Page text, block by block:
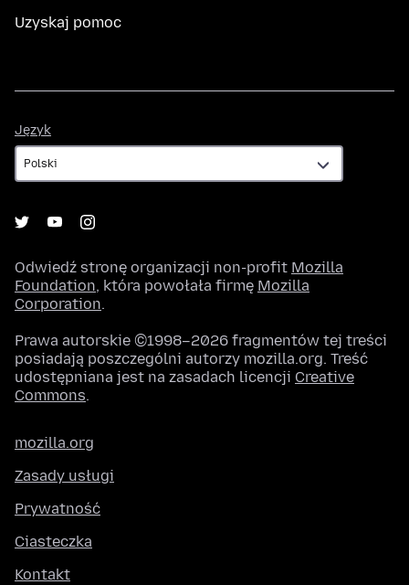
Uzyskaj pomoc
Język
Odwiedź stronę organizacji non-profit Mozilla
Foundation, która powołała firmę Mozilla
Corporation.
Prawa autorskie ©1998–2026 fragmentów tej treści
posiadają poszczególni autorzy mozilla.org. Treść
udostępniana jest na zasadach licencji Creative
Commons.
mozilla.org
Zasady usługi
Prywatność
Ciasteczka
Kontakt